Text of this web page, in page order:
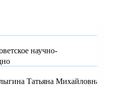
научно-
Татьяна Михайловна